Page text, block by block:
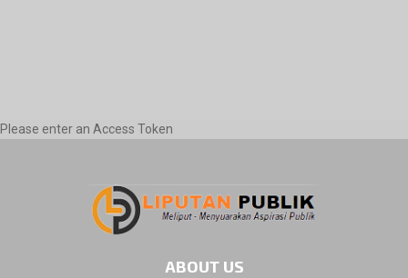
Please enter an Access Token
ABOUT US